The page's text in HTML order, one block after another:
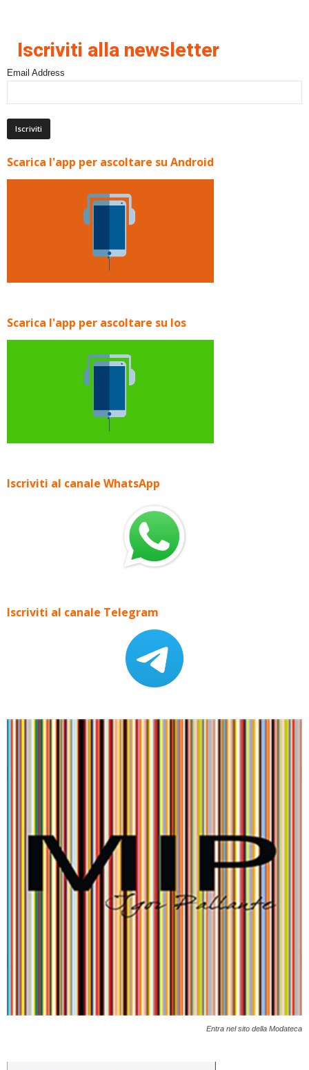
Iscriviti alla newsletter
Email Address
Scarica l'app per ascoltare su Android
Scarica l'app per ascoltare su Ios
Iscriviti al canale WhatsApp
Iscriviti al canale Telegram
Entra nel sito della Modateca